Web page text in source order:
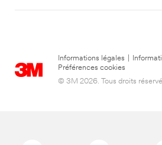
Informations légales
Préférences cookies
© 3M 2026. Tous droits